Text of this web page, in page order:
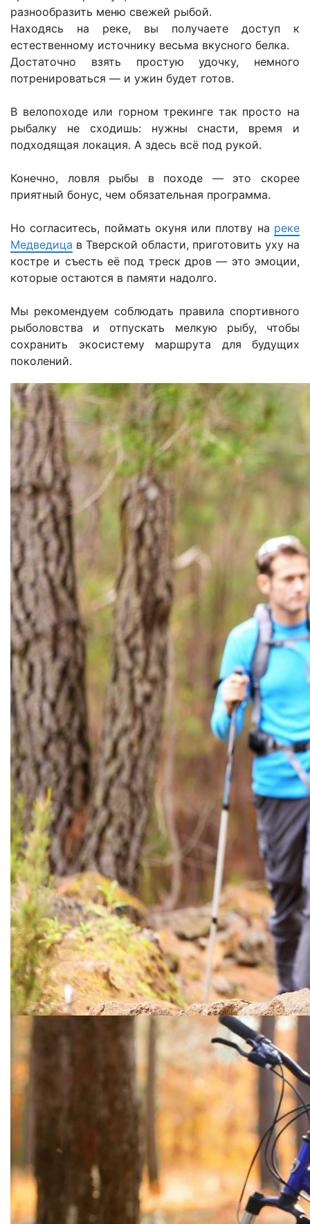
разнообразить меню свежей рыбой.
Находясь на реке, вы получаете доступ к
естественному источнику весьма вкусного белка.
Достаточно взять простую удочку, немного
потренироваться — и ужин будет готов.
В велопоходе или горном трекинге так просто на
рыбалку не сходишь: нужны снасти, время и
подходящая локация. А здесь всё под рукой.
Конечно, ловля рыбы в походе — это скорее
приятный бонус, чем обязательная программа.
Но согласитесь, поймать окуня или плотву на реке
Медведица в Тверской области, приготовить уху на
костре и съесть её под треск дров — это эмоции,
которые остаются в памяти надолго.
Мы рекомендуем соблюдать правила спортивного
рыболовства и отпускать мелкую рыбу, чтобы
сохранить экосистему маршрута для будущих
поколений.